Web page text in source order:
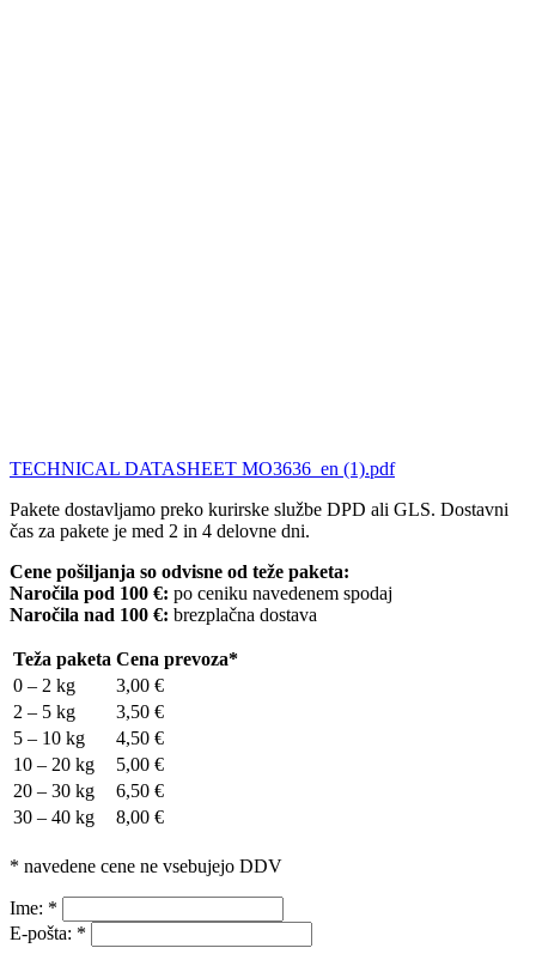
TECHNICAL DATASHEET MO3636_en (1).pdf
Pakete dostavljamo preko kurirske službe DPD ali GLS. Dostavni
čas za pakete je med 2 in 4 delovne dni.
Cene pošiljanja so odvisne od teže paketa:
Naročila pod 100 €: po ceniku navedenem spodaj
Naročila nad 100 €: brezplačna dostava
Teža paketa Cena prevoza*
0 – 2 kg
3,00 €
2 – 5 kg
3,50 €
5 – 10 kg
4,50 €
10 – 20 kg
5,00 €
20 – 30 kg
6,50 €
30 – 40 kg
8,00 €
* navedene cene ne vsebujejo DDV
Ime: *
E-pošta: *